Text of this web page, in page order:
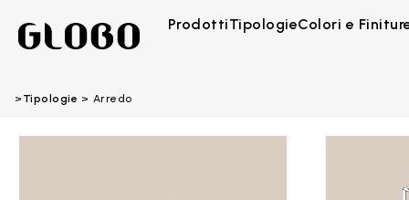
ProdottiTipologieColori e
Tipologie Arredo